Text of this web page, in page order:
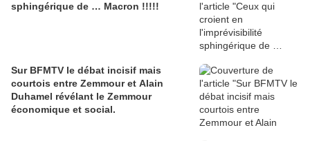
sphingérique de … Macron !!!!!
Sur BFMTV le débat incisif mais
courtois entre Zemmour et Alain
Duhamel révélant le Zemmour
économique et social.